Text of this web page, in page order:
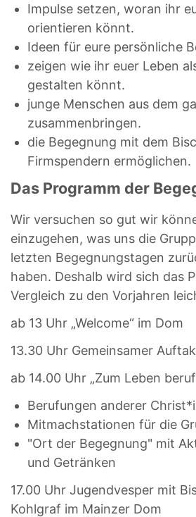
Impulse setzen, woran ihr
orientieren könnt.
Ideen für eure persönliche
zeigen wie ihr euer Leben
gestalten könnt.
junge Menschen aus dem
zusammenbringen.
die Begegnung mit dem
Firmspendern ermöglichen.
Das Programm der
Wir versuchen so gut wir
einzugehen, was uns die
letzten Begegnungstagen
haben. Deshalb wird sich das
Vergleich zu den Vorjahren
ab 13 Uhr „Welcome“ im Dom
13.30 Uhr Gemeinsamer
ab 14.00 Uhr „Zum Leben
Berufungen anderer
Mitmachstationen für die
"Ort der Begegnung" mit
und Getränken
17.00 Uhr Jugendvesper mit
Kohlgraf im Mainzer Dom